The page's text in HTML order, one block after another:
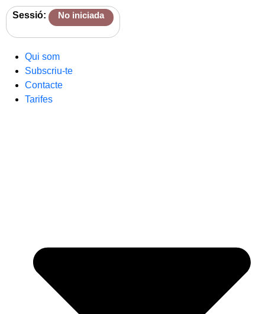
Sessió: No iniciada
Qui som
Subscriu-te
Contacte
Tarifes